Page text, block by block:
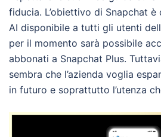
fiducia. L’obiettivo di Snapchat
AI disponibile a tutti gli utenti
per il momento sarà possibile
abbonati a Snapchat Plus.
sembra che l’azienda voglia
in futuro e soprattutto l’utenza